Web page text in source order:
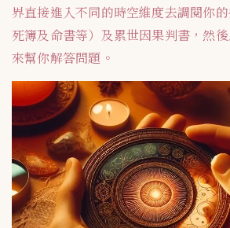
界直接進入不同的時空維度去調閱你
死簿及命書等）及累世因果判書，然後
來幫你解答問題。